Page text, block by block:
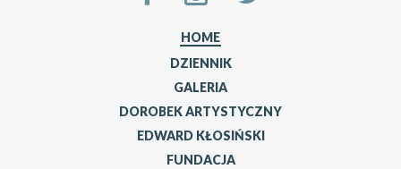
HOME
DZIENNIK
GALERIA
DOROBEK ARTYSTYCZNY
EDWARD KŁOSIŃSKI
FUNDACJA